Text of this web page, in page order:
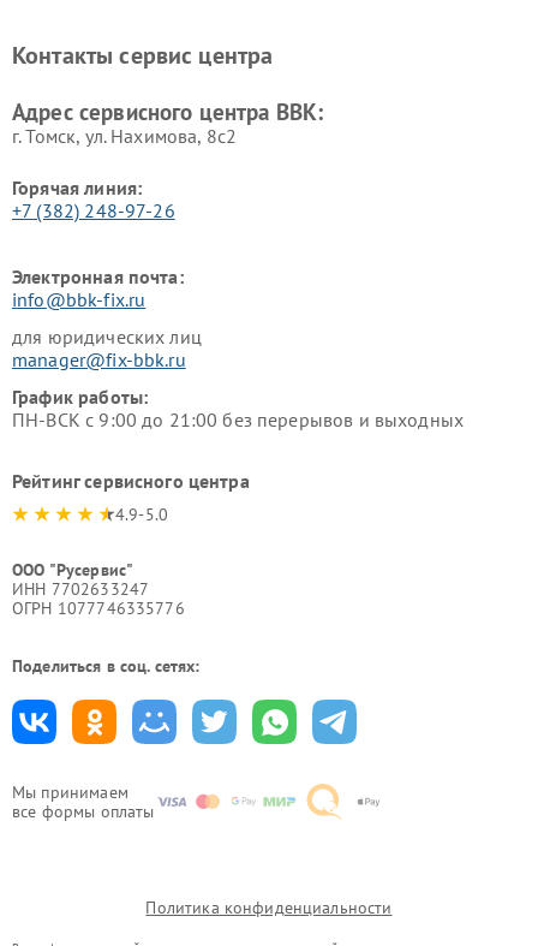
Мы принимаем
все формы оплаты
Ремонт винных шкафов BBK
Контакты сервис центра
Адрес сервисного центра BBK:
г. Томск, ул. Нахимова, 8с2
Горячая линия:
+7 (382) 248-97-26
Электронная почта:
info@bbk-fix.ru
для юридических лиц
manager@fix-bbk.ru
График работы:
ПН-ВСК с 9:00 до 21:00 без перерывов и выходных
Рейтинг сервисного центра
4.9-5.0
ООО "Русервис"
ИНН 7702633247
ОГРН 1077746335776
Поделиться в соц. сетях:
Политика конфиденциальности